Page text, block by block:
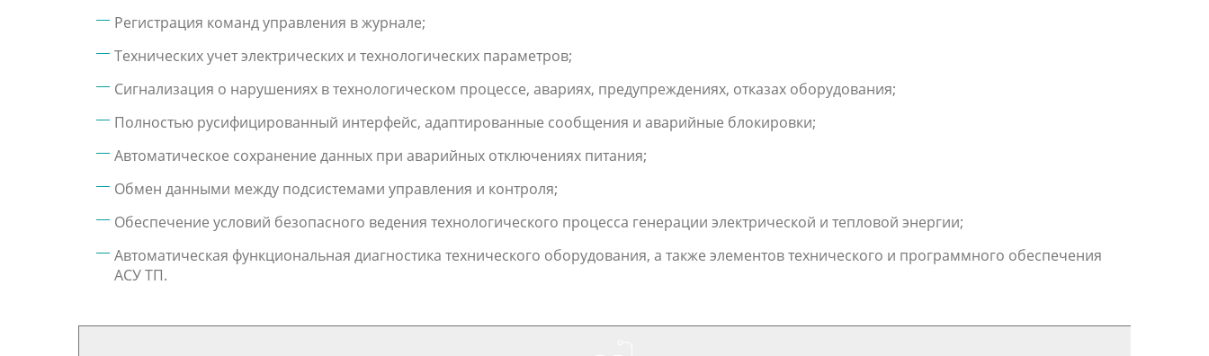
Регистрация команд управления в журнале;
Технических учет электрических и технологических параметров;
Сигнализация о нарушениях в технологическом процессе, авариях, предупреждениях, отказах оборудования;
Полностью русифицированный интерфейс, адаптированные сообщения и аварийные блокировки;
Автоматическое сохранение данных при аварийных отключениях питания;
Обмен данными между подсистемами управления и контроля;
Обеспечение условий безопасного ведения технологического процесса генерации электрической и тепловой энергии;
Автоматическая функциональная диагностика технического оборудования, а также элементов технического и программного обеспечения
АСУ ТП.